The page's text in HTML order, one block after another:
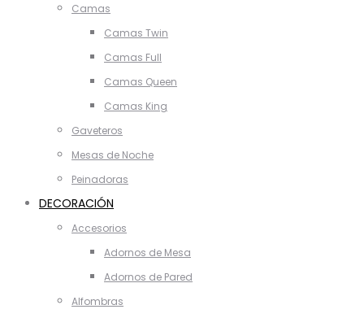
Camas
Camas Twin
Camas Full
Camas Queen
Camas King
Gaveteros
Mesas de Noche
Peinadoras
DECORACIÓN
Accesorios
Adornos de Mesa
Adornos de Pared
Alfombras